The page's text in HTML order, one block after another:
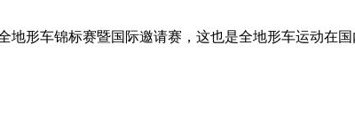
地形车锦标赛暨国际邀请赛，这也是全地形车运动